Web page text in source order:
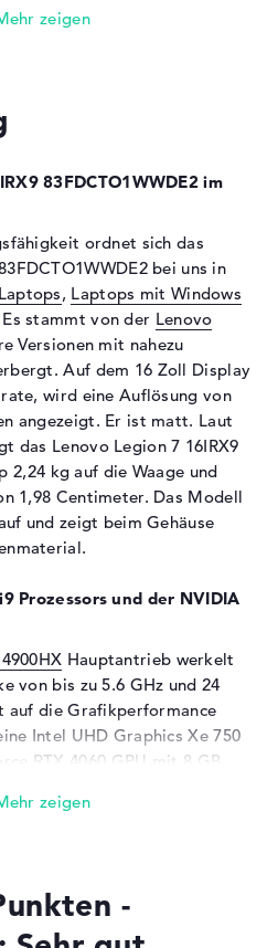
32 GB
16" TFT
3200 x 2000
165 Hz
Display, matt, LED-
Hintergrundbeleuchtung, IPS
Panel, NVIDIA G-SYNC,
Dolby Vision, farbkalibriert
SD Memory Card
2 MP
Multi-Touch-Trackpad,
Tastatur
802.11a, 802.11ac, 802.11ax,
83FDCTO1WWDE2 im
ordnet sich das
bei uns in
, Laptops mit Windows
Es stammt von der Lenovo
Versionen mit nahezu
Auf dem 16 Zoll Display
wird eine Auflösung von
angezeigt. Er ist matt. Laut
das Lenovo Legion 7 16IRX9
2,24 kg auf die Waage und
1,98 Centimeter. Das Modell
und zeigt beim Gehäuse
Prozessors und der NVIDIA
Hauptantrieb werkelt
von bis zu 5.6 GHz und 24
auf die Grafikperformance
Intel UHD Graphics Xe 750
RTX 4060 GPU mit 8 GB
RAM.
-